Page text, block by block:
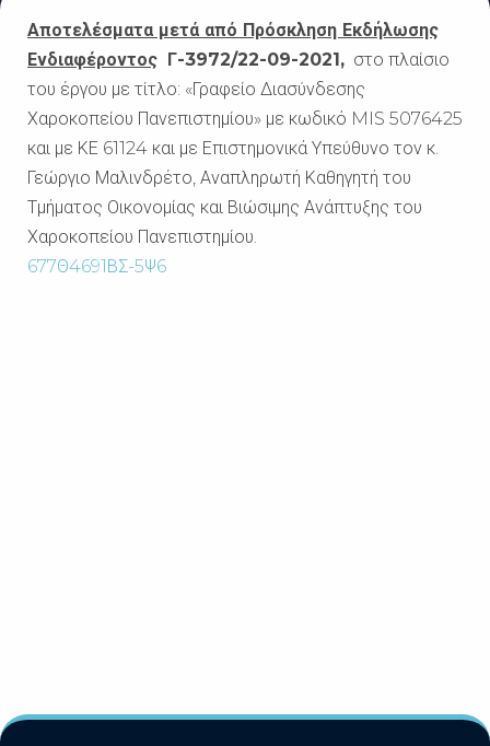
Αποτελέσματα μετά από Πρόσκληση Εκδήλωσης
Ενδιαφέροντος Γ-3972/22-09-2021, στο πλαίσιο
του έργου με τίτλο: «Γραφείο Διασύνδεσης
Χαροκοπείου Πανεπιστημίου» με κωδικό MIS 5076425
και με ΚΕ 61124 και με Επιστημονικά Υπεύθυνο τον κ.
Γεώργιο Μαλινδρέτο, Αναπληρωτή Καθηγητή του
Τμήματος Οικονομίας και Βιώσιμης Ανάπτυξης του
Χαροκοπείου Πανεπιστημίου.
677Θ4691ΒΣ-5Ψ6